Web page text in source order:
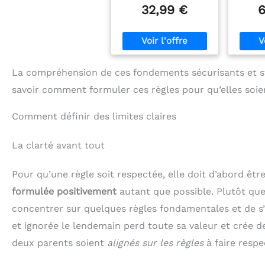
une maxi capacité de
rangement Multifonction
rangement mais
Ce coffre est doté d'un
vérin certifié, il
risques de pincement de
solide en MDF blanc et
Dimensions intérieures
du coffre : L. 57 x l. 26 x
H. 26 cm
32,99 €
boîte
banc à
vous
La compréhension de ces fondements sécurisants
savoir comment formuler ces règles pour qu’elles
Comment définir des limites claires
La clarté avant tout
Pour qu’une règle soit respectée, elle doit d’abord
formulée positivement autant que possible. Plutôt
concentrer sur quelques règles fondamentales et de
et ignorée le lendemain perd toute sa valeur et crée
deux parents soient alignés sur les règlesà faire